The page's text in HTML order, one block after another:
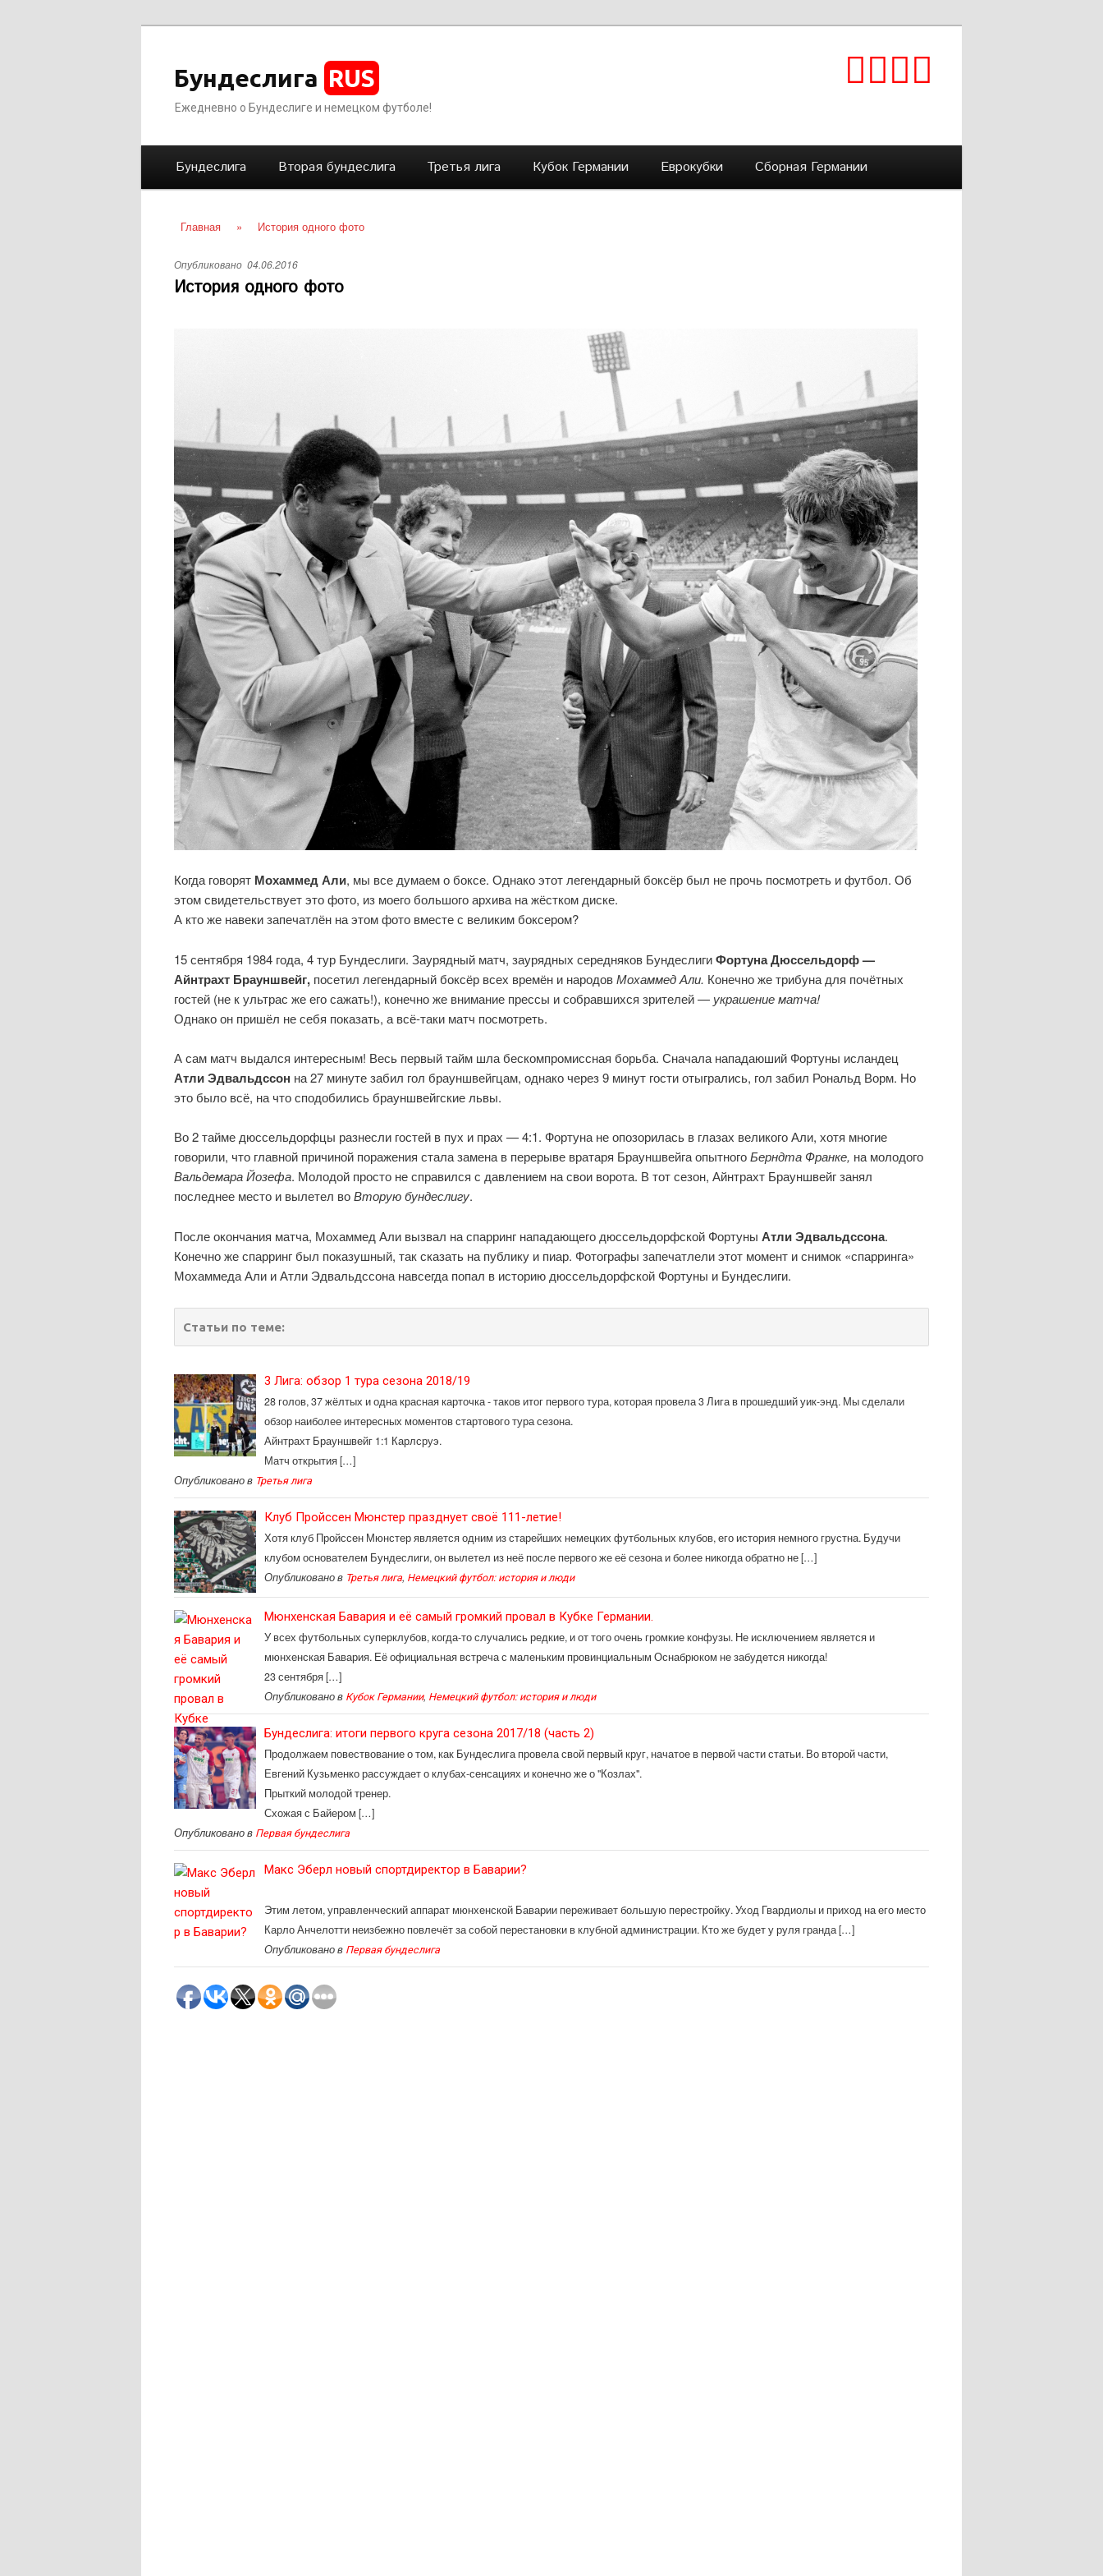
Бундеслига RUS
Ежедневно о Бундеслиге и немецком футболе!
а
Перейти
содержимому
Бундеслига Вторая бундеслига Третья лига Кубок Германии Еврокубки Сборная Германии
Главная » История одного фото
История одного фото
Опубликовано 04.06.2016
Когда говорят Мохаммед Али, мы все думаем о боксе. Однако этот легендарный боксёр был не прочь посмотреть и футбол. Об
этом свидетельствует это фото, из моего большого архива на жёстком диске.
А кто же навеки запечатлён на этом фото вместе с великим боксером?
15 сентября 1984 года, 4 тур Бундеслиги. Заурядный матч, заурядных середняков БундеслигиФортуна Дюссельдорф —
Айнтрахт Брауншвейг, посетил легендарный боксёр всех времён и народовМохаммед Али. Конечно же трибуна для почётных
гостей (не к ультрас же его сажать!), конечно же внимание прессы и собравшихся зрителей — украшение матча!
Однако он пришёл не себя показать, а всё-таки матч посмотреть.
А сам матч выдался интересным! Весь первый тайм шла бескомпромиссная борьба. Сначала нападаюший Фортуны исландец
Атли Эдвальдссон на 27 минуте забил гол брауншвейгцам, однако через 9 минут гости отыгрались, гол забил Рональд Ворм. Но
это было всё, на что сподобились брауншвейгские львы.
Во 2 тайме дюссельдорфцы разнесли гостей в пух и прах — 4:1. Фортуна не опозорилась в глазах великого Али, хотя многие
говорили, что главной причиной поражения стала замена в перерыве вратаря Брауншвейга опытногоБерндта Франке, на молодого
Вальдемара Йозефа. Молодой просто не справился с давлением на свои ворота. В тот сезон, Айнтрахт Брауншвейг занял
последнее место и вылетел воВторую бундеслигу.
После окончания матча, Мохаммед Али вызвал на спарринг нападающего дюссельдорфской Фортуны Атли Эдвальдссона.
Конечно же спарринг был показушный, так сказать на публику и пиар. Фотографы запечатлели этот момент и снимок «спарринга»
Мохаммеда Али и Атли Эдвальдссона навсегда попал в историю дюссельдорфской Фортуны и Бундеслиги.
Статьи по теме:
3 Лига: обзор 1 тура сезона 2018/19
28 голов, 37 жёлтых и одна красная карточка - таков итог первого тура, которая провела 3 Лига в прошедший уик-энд. Мы сделали
обзор наиболее интересных моментов стартового тура сезона.
Айнтрахт Брауншвейг 1:1 Карлсруэ.
Матч открытия […]
Опубликовано в Третья лига
Клуб Пройссен Мюнстер празднует своё 111-летие!
Хотя клуб Пройссен Мюнстер является одним из старейших немецких футбольных клубов, его история немного грустна. Будучи
клубом основателем Бундеслиги, он вылетел из неё после первого же её сезона и более никогда обратно не […]
Опубликовано в Третья лига, Немецкий футбол: история и люди
Мюнхенская Бавария и её самый громкий провал в Кубке Германии.
У всех футбольных суперклубов, когда-то случались редкие, и от того очень громкие конфузы. Не исключением является и
мюнхенская Бавария. Её официальная встреча с маленьким провинциальным Оснабрюком не забудется никогда!
23 сентября […]
Опубликовано в Кубок Германии, Немецкий футбол: история и люди
Бундеслига: итоги первого круга сезона 2017/18 (часть 2)
Продолжаем повествование о том, как Бундеслига провела свой первый круг, начатое в первой части статьи. Во второй части,
Евгений Кузьменко рассуждает о клубах-сенсациях и конечно же о "Козлах".
Прыткий молодой тренер.
Схожая с Байером […]
Опубликовано в Первая бундеслига
Макс Эберл новый спортдиректор в Баварии?
Этим летом, управленческий аппарат мюнхенской Баварии переживает большую перестройку. Уход Гвардиолы и приход на его место
Карло Анчелотти неизбежно повлечёт за собой перестановки в клубной администрации. Кто же будет у руля гранда […]
Опубликовано в Первая бундеслига